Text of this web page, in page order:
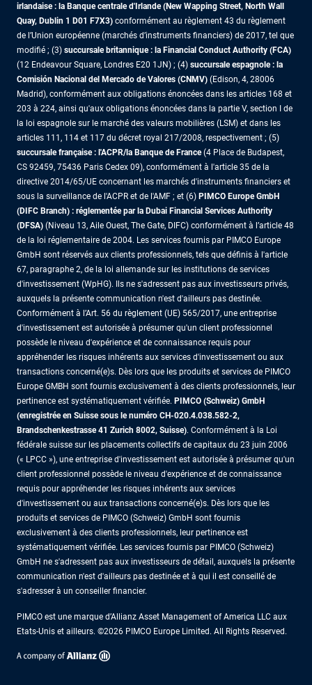
irlandaise : la Banque centrale d'Irlande (New Wapping Street, North Wall
Quay, Dublin 1 D01 F7X3) conformément au règlement 43 du règlement
de l’Union européenne (marchés d’instruments financiers) de 2017, tel que
modifié ; (3) succursale britannique : la Financial Conduct Authority (FCA)
(12 Endeavour Square, Londres E20 1JN) ; (4) succursale espagnole : la
Comisión Nacional del Mercado de Valores (CNMV) (Edison, 4, 28006
Madrid), conformément aux obligations énoncées dans les articles 168 et
203 à 224, ainsi qu'aux obligations énoncées dans la partie V, section I de
la loi espagnole sur le marché des valeurs mobilières (LSM) et dans les
articles 111, 114 et 117 du décret royal 217/2008, respectivement ; (5)
succursale française : l'ACPR/la Banque de France(4 Place de Budapest,
CS 92459, 75436 Paris Cedex 09), conformément à l'article 35 de la
directive 2014/65/UE concernant les marchés d'instruments financiers et
sous la surveillance de l'ACPR et de l'AMF ; et (6) PIMCO Europe GmbH
(DIFC Branch) : réglementée par la Dubai Financial Services Authority
(DFSA) (Niveau 13, Aile Ouest, The Gate, DIFC) conformément à l’article 48
de la loi réglementaire de 2004. Les services fournis par PIMCO Europe
GmbH sont réservés aux clients professionnels, tels que définis à l'article
67, paragraphe 2, de la loi allemande sur les institutions de services
d'investissement (WpHG). Ils ne s'adressent pas aux investisseurs privés,
auxquels la présente communication n'est d'ailleurs pas destinée.
Conformément à l’Art. 56 du règlement (UE) 565/2017, une entreprise
d'investissement est autorisée à présumer qu'un client professionnel
possède le niveau d'expérience et de connaissance requis pour
appréhender les risques inhérents aux services d'investissement ou aux
transactions concerné(e)s. Dès lors que les produits et services de PIMCO
Europe GMBH sont fournis exclusivement à des clients professionnels, leur
pertinence est systématiquement vérifiée. PIMCO (Schweiz) GmbH
(enregistrée en Suisse sous le numéro CH-020.4.038.582-2,
Brandschenkestrasse 41 Zurich 8002, Suisse). Conformément à la Loi
fédérale suisse sur les placements collectifs de capitaux du 23 juin 2006
(« LPCC »), une entreprise d'investissement est autorisée à présumer qu'un
client professionnel possède le niveau d'expérience et de connaissance
requis pour appréhender les risques inhérents aux services
d'investissement ou aux transactions concerné(e)s. Dès lors que les
produits et services de PIMCO (Schweiz) GmbH sont fournis
exclusivement à des clients professionnels, leur pertinence est
systématiquement vérifiée. Les services fournis par PIMCO (Schweiz)
GmbH ne s'adressent pas aux investisseurs de détail, auxquels la présente
communication n'est d'ailleurs pas destinée et à qui il est conseillé de
s'adresser à un conseiller financier.
PIMCO est une marque d’Allianz Asset Management of America LLC aux
Etats-Unis et ailleurs. ©2026 PIMCO Europe Limited. All Rights Reserved.